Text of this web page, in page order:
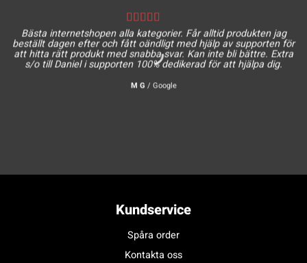
Bästa internetshopen alla kategorier. Får alltid produkten jag
beställt dagen efter och fått oändligt med hjälp av supporten för
att hitta rätt produkt med snabba svar. Kan inte bli bättre. Extra
s/o till Daniel i supporten 100% dedikerad för att hjälpa dig.
M G / Google
Kundservice
Spåra order
Kontakta oss